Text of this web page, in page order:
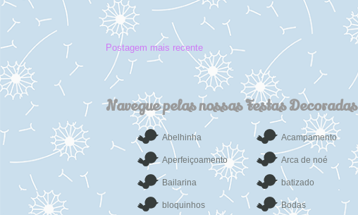
Postagem mais recente
Navegue pelas nossas Festas Decoradas
Abelhinha Acampamento
Aperfeiçoamento Arca de noé
Bailarina batizado
bloquinhos Bodas